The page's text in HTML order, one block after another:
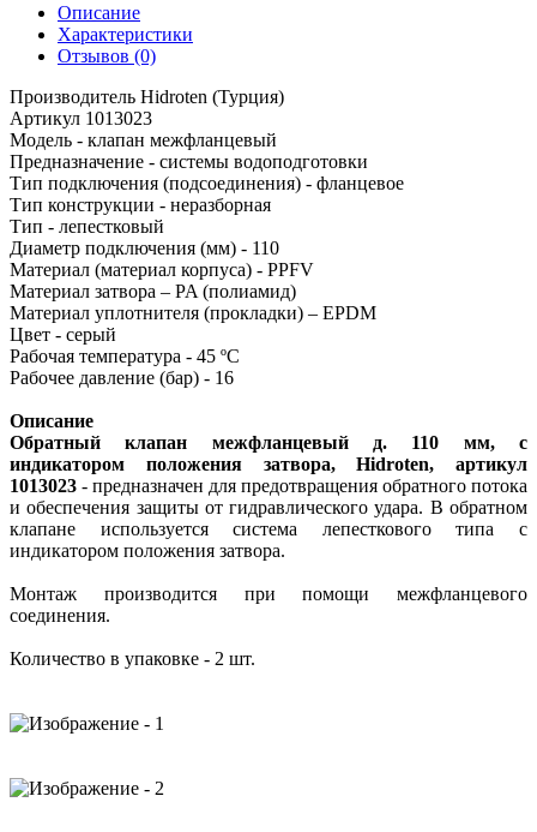
Описание
Характеристики
Отзывов (0)
Производитель Hidroten (Турция)
Артикул 1013023
Модель - клапан межфланцевый
Предназначение - системы водоподготовки
Тип подключения (подсоединения) - фланцевое
Тип конструкции - неразборная
Тип - лепестковый
Диаметр подключения (мм) - 110
Материал (материал корпуса) - PPFV
Материал затвора – PA (полиамид)
Материал уплотнителя (прокладки) – EPDM
Цвет - серый
Рабочая температура - 45 ºC
Рабочее давление (бар) - 16
Описание
Обратный клапан межфланцевый д. 110 мм, с
индикатором положения затвора, Hidroten, артикул
1013023 - предназначен для предотвращения обратного потока
и обеспечения защиты от гидравлического удара. В обратном
клапане используется система лепесткового типа с
индикатором положения затвора.
Монтаж производится при помощи межфланцевого
соединения.
Количество в упаковке - 2 шт.